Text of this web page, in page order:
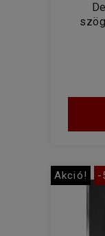
Akció! -